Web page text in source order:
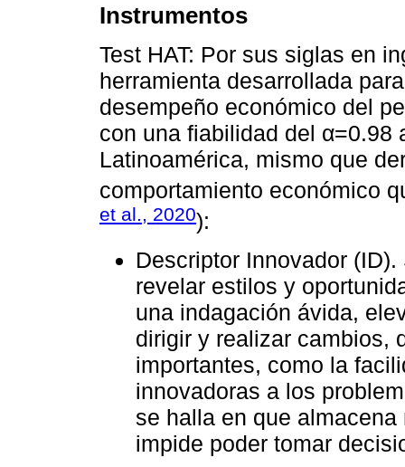
Instrumentos
Test HAT: Por sus siglas en
herramienta desarrollada
desempeño económico del
con una fiabilidad del α=0.98
Latinoamérica, mismo que
comportamiento económico
et al., 2020):
Descriptor Innovador
revelar estilos y
una indagación ávida,
dirigir y realizar cambios,
importantes, como la
innovadoras a los
se halla en que
impide poder tomar